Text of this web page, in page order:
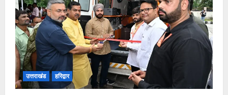
उत्तराखंड हरिद्वार